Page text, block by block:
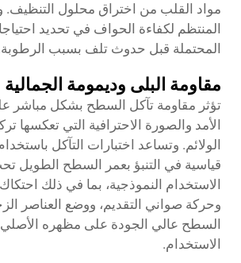
مواد القلب من اختراق محلول
المنتظم لكفاءة الحواف في تحديد
المحتملة قبل حدوث تلف بسبب
مقاومة البلى وديمومة الجمالية
تؤثر مقاومة تآكل السطح بشكل مباشر
الأمد والصورة الاحترافية التي تعكسها
الولائم. وتساعد اختبارات التآكل
قياسية في التنبؤ بعمر السطح
الاستخدام النموذجية، بما في ذلك
وحركة صواني التقديم، ووضع العناصر
السطح عالي الجودة على مظهره
الاستخدام.